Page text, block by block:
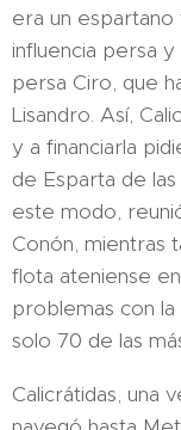
era un espartano
influencia persa
persa Ciro, que
Lisandro. Así,
y a financiarla
de Esparta de
este modo,
Conón, mientras
flota ateniense
problemas con
solo 70 de las
Calicrátidas, una